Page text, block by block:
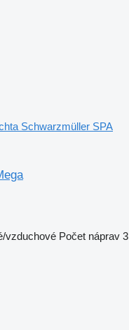
Schwarzmüller SPA
vzduchové Počet náprav 3